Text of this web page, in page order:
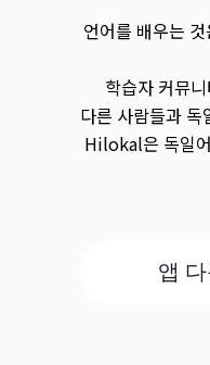
언어를 배우는
학습자 커뮤
다른 사람들과
Hilokal은 독일
앱